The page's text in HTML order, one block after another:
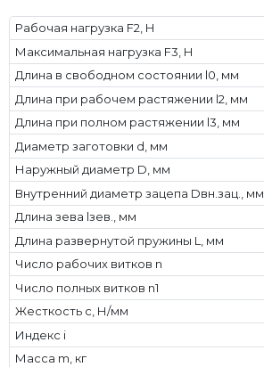
Рабочая нагрузка F2, Н
Максимальная нагрузка F3, Н
Длина в свободном состоянии l0, мм
Длина при рабочем растяжении l2, мм
Длина при полном растяжении l3, мм
Диаметр заготовки d, мм
Наружный диаметр D, мм
Внутренний диаметр зацепа Dвн.зац., мм
Длина зева lзев., мм
Длина развернутой пружины L, мм
Число рабочих витков n
Число полных витков n1
Жесткость с, Н/мм
Индекс i
Масса m, кг